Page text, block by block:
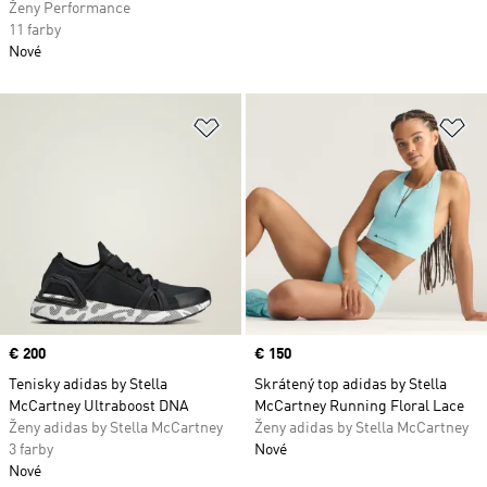
Pridať do zoznamu želaných
Price
€ 200
Tenisky adidas by Stella
McCartney Ultraboost DNA
Ženy adidas by Stella McCartney
3 farby
Nové
Price
€ 150
Skrátený top adidas by Stella
McCartney Running Floral Lace
Ženy adidas by Stella McCartney
Nové
Ženy Performance
11 farby
Nové